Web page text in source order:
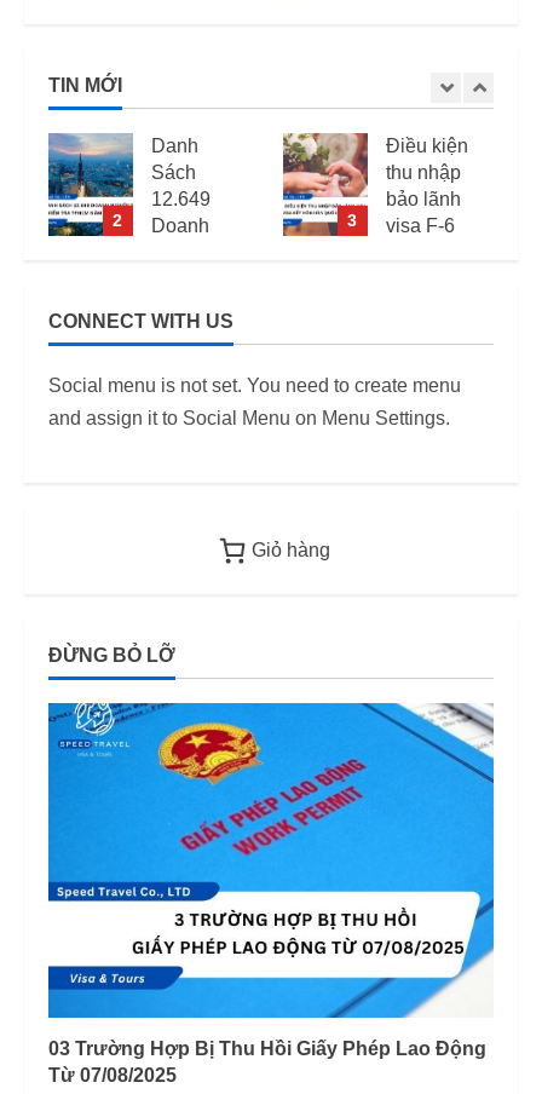
TIN MỚI
2
Danh
Sách
12.649
Doanh
ANTT Tại
Năm 2026
3
Điều kiện
thu nhập
bảo lãnh
visa F-6
từ 2026
CONNECT WITH US
Social menu is not set. You need to create menu
and assign it to Social Menu on Menu Settings.
Giỏ hàng
ĐỪNG BỎ LỠ
03 Trường Hợp Bị Thu Hồi Giấy Phép Lao Động
Từ 07/08/2025